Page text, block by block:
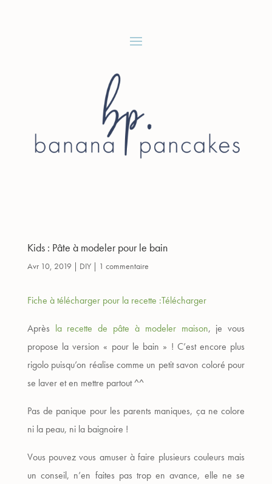
Kids : Pâte à modeler pour le bain
Avr 10, 2019 | DIY| 1 commentaire
Fiche à télécharger pour la recette :Télécharger
Après la recette de pâte à modeler maison, je vous
propose la version « pour le bain » ! C’est encore plus
rigolo puisqu’on réalise comme un petit savon coloré pour
se laver et en mettre partout ^^
Pas de panique pour les parents maniques, ça ne colore
ni la peau, ni la baignoire !
Vous pouvez vous amuser à faire plusieurs couleurs mais
un conseil, n’en faites pas trop en avance, elle ne se